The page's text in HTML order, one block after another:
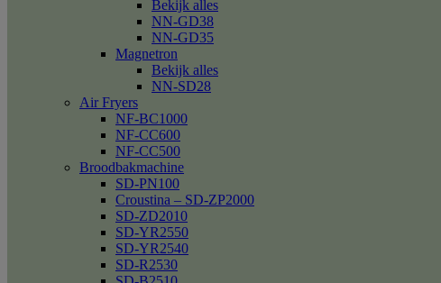
Bekijk alles
NN-GD38
NN-GD35
Magnetron
Bekijk alles
NN-SD28
Air Fryers
NF-BC1000
NF-CC600
NF-CC500
Broodbakmachine
SD-PN100
Croustina – SD-ZP2000
SD-ZD2010
SD-YR2550
SD-YR2540
SD-R2530